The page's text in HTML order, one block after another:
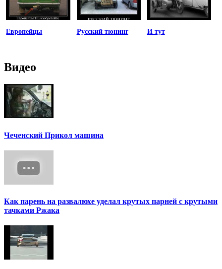
Европейцы Русский тюнинг И тут
Видео
Чеченский Прикол машина
Как парень на развалюхе уделал крутых парней с крутыми
тачками Ржака